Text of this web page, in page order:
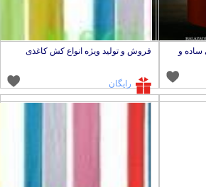
و
فروش و تولید ویژه انواع کش کاغذی
رایگان